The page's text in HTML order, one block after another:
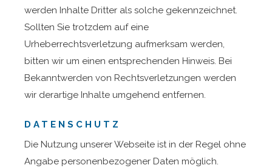
werden Inhalte Dritter als solche gekennzeichnet.
Sollten Sie trotzdem auf eine
Urheberrechtsverletzung aufmerksam werden,
bitten wir um einen entsprechenden Hinweis. Bei
Bekanntwerden von Rechtsverletzungen werden
wir derartige Inhalte umgehend entfernen.
DATENSCHUTZ
Die Nutzung unserer Webseite ist in der Regel ohne
Angabe personenbezogener Daten möglich.